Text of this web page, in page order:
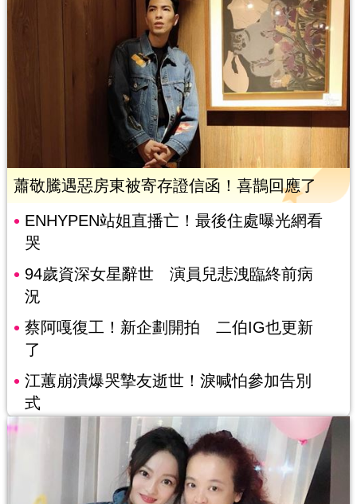
蕭敬騰遇惡房東被寄存證信函！喜鵲回應了
ENHYPEN站姐直播亡！最後住處曝光網看
哭
94歲資深女星辭世 演員兒悲洩臨終前病
況
蔡阿嘎復工！新企劃開拍 二伯IG也更新
了
江蕙崩潰爆哭摯友逝世！淚喊怕參加告別
式